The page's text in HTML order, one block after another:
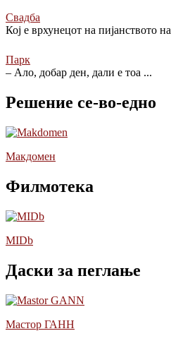
Свадба
Кој е врхунецот на пијанството на
Парк
– Ало, добар ден, дали е тоа ...
Решение се-во-едно
Макдомен
Филмотека
MIDb
Даски за пеглање
Мастор ГАНН